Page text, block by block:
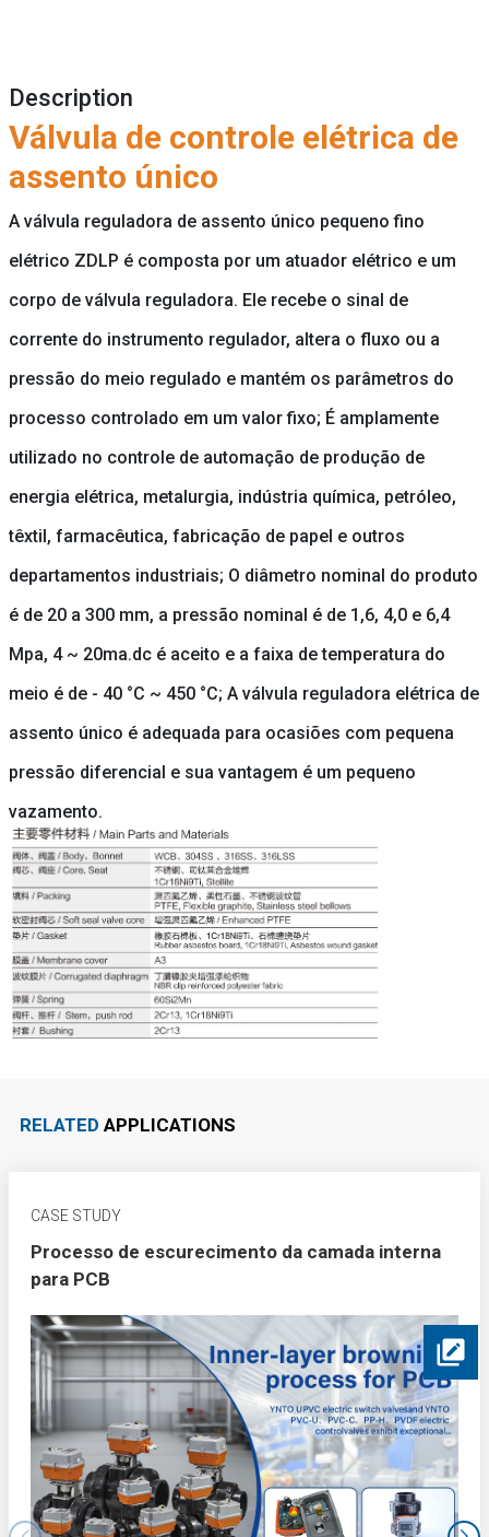
Description
Válvula de controle elétrica de
assento único
A válvula reguladora de assento único pequeno fino
elétrico ZDLP é composta por um atuador elétrico e um
corpo de válvula reguladora. Ele recebe o sinal de
corrente do instrumento regulador, altera o fluxo ou a
pressão do meio regulado e mantém os parâmetros do
processo controlado em um valor fixo; É amplamente
utilizado no controle de automação de produção de
energia elétrica, metalurgia, indústria química, petróleo,
têxtil, farmacêutica, fabricação de papel e outros
departamentos industriais; O diâmetro nominal do produto
é de 20 a 300 mm, a pressão nominal é de 1,6, 4,0 e 6,4
Mpa, 4 ~ 20ma.dc é aceito e a faixa de temperatura do
meio é de - 40 °C ~ 450 °C; A válvula reguladora elétrica de
assento único é adequada para ocasiões com pequena
pressão diferencial e sua vantagem é um pequeno
vazamento.
RELATED APPLICATIONS
CASE STUDY
Processo de escurecimento da camada interna
para PCB